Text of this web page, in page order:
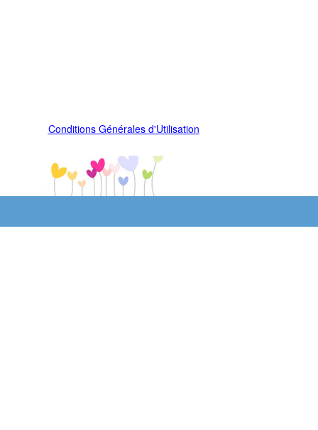
Conditions Générales d'Utilisation